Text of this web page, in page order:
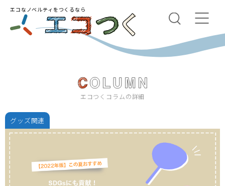
エコなノベルティをつくるなら
エコつくコラムの詳細
グッズ関連